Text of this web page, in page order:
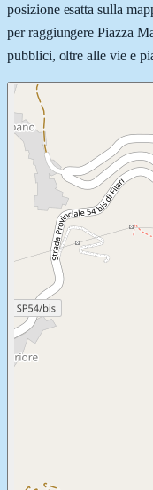
posizione esatta sulla
per raggiungere Piazza
pubblici, oltre alle vie e